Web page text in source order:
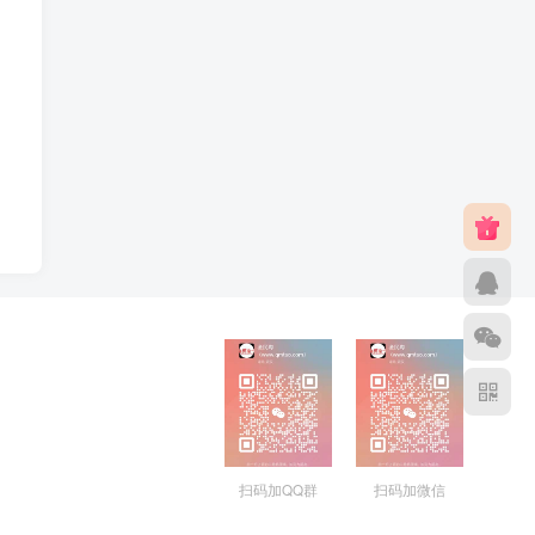
扫码加QQ群 扫码加微信